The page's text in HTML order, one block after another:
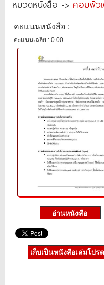
หมวดหนังสือ -> คอมพิว
คะแนนหนังสือ :
คะแนนเฉลี่ย : 0.00
เก็บเป็นหนังสือเล่มโปรด